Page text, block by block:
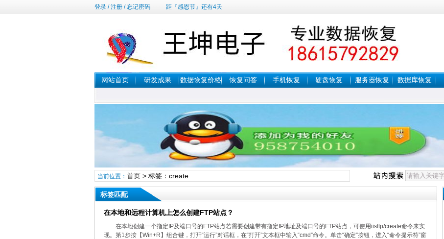
登录/注册/忘记密码 距『感恩节』还有4天
网站首页 研发成果 数据恢复价格 恢复问答 手机恢复 硬盘恢复 服务器恢复 数据库恢复
当前位置： 首页> 标签：create
标签匹配
在本地和远程计算机上怎么创建FTP站点？
在本地创建一个指定IP及端口号的FTP站点若需要创建带有指定IP地址及端口号的FTP站点，可使用iisftp/create命令来实
现。第1步按【Win+R】组合键，打幵“运行”对话框，在“打幵”文本框中输入“cmd”命令。单击“确定”按钮，进入“命令提示符”窗